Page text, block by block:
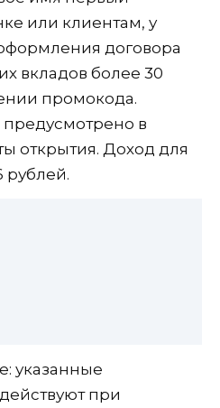
или клиентам, у
договора
вкладов более 30
промокода.
в
открытия. Доход для
рублей.
указанные
при